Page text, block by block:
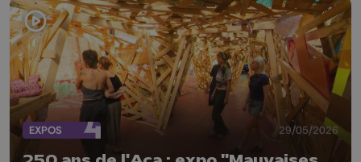
EXPOS 29/05/2026